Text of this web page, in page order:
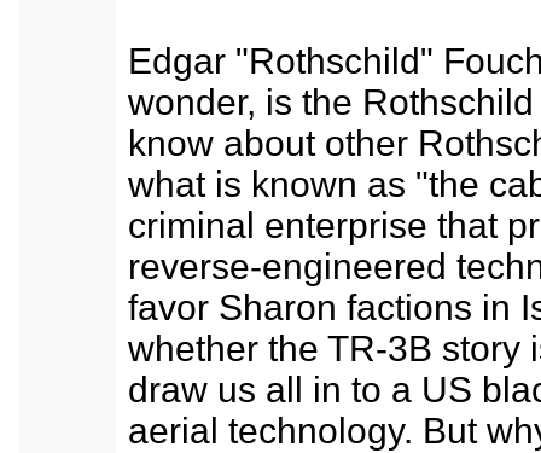
Edgar "Rothschild"
wonder, is the
know about other
what is known as "the
criminal enterprise that
reverse-engineered
favor Sharon factions in
whether the TR-3B story
draw us all in to a US
aerial technology. But